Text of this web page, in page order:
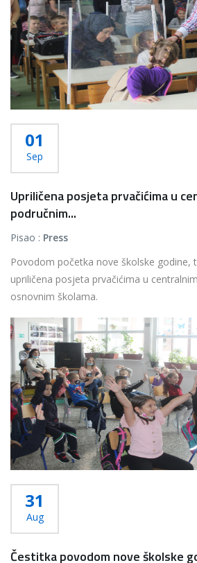
01
Sep
Upriličena posjeta prvačićima u
područnim...
Pisao : Press
Povodom početka nove školske godine,
upriličena posjeta prvačićima u
osnovnim školama.
Više...
31
Aug
Čestitka povodom nove školske